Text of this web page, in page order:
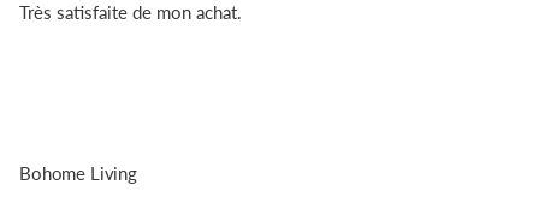
Très satisfaite de mon achat.
Bohome Living